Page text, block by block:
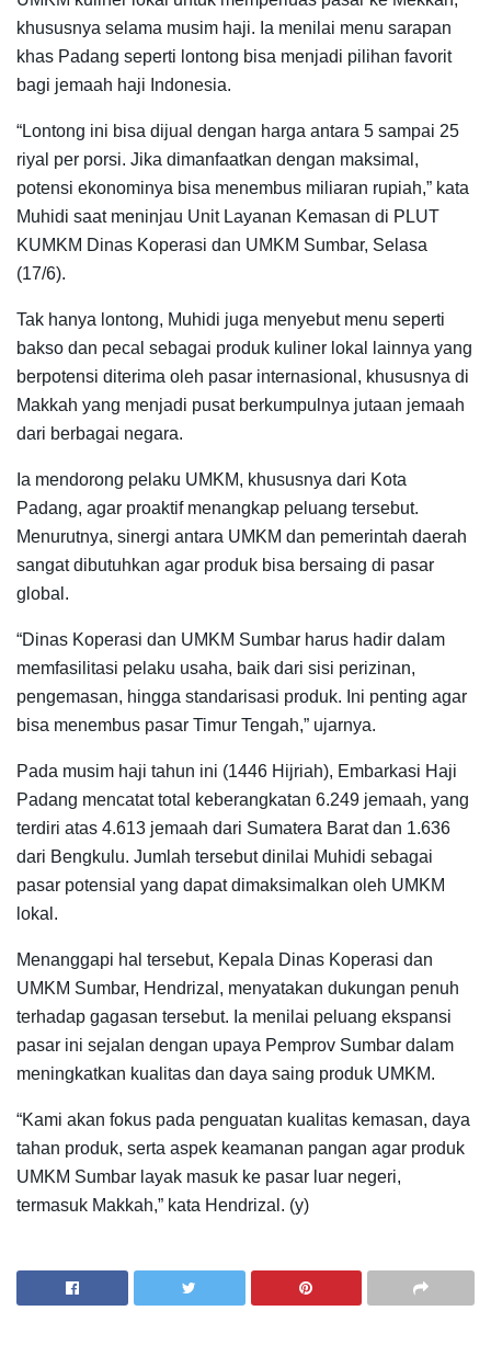
khususnya selama musim haji. Ia menilai menu sarapan
khas Padang seperti lontong bisa menjadi pilihan favorit
bagi jemaah haji Indonesia.
“Lontong ini bisa dijual dengan harga antara 5 sampai 25
riyal per porsi. Jika dimanfaatkan dengan maksimal,
potensi ekonominya bisa menembus miliaran rupiah,” kata
Muhidi saat meninjau Unit Layanan Kemasan di PLUT
KUMKM Dinas Koperasi dan UMKM Sumbar, Selasa
(17/6).
Tak hanya lontong, Muhidi juga menyebut menu seperti
bakso dan pecal sebagai produk kuliner lokal lainnya yang
berpotensi diterima oleh pasar internasional, khususnya di
Makkah yang menjadi pusat berkumpulnya jutaan jemaah
dari berbagai negara.
Ia mendorong pelaku UMKM, khususnya dari Kota
Padang, agar proaktif menangkap peluang tersebut.
Menurutnya, sinergi antara UMKM dan pemerintah daerah
sangat dibutuhkan agar produk bisa bersaing di pasar
global.
“Dinas Koperasi dan UMKM Sumbar harus hadir dalam
memfasilitasi pelaku usaha, baik dari sisi perizinan,
pengemasan, hingga standarisasi produk. Ini penting agar
bisa menembus pasar Timur Tengah,” ujarnya.
Pada musim haji tahun ini (1446 Hijriah), Embarkasi Haji
Padang mencatat total keberangkatan 6.249 jemaah, yang
terdiri atas 4.613 jemaah dari Sumatera Barat dan 1.636
dari Bengkulu. Jumlah tersebut dinilai Muhidi sebagai
pasar potensial yang dapat dimaksimalkan oleh UMKM
lokal.
Menanggapi hal tersebut, Kepala Dinas Koperasi dan
UMKM Sumbar, Hendrizal, menyatakan dukungan penuh
terhadap gagasan tersebut. Ia menilai peluang ekspansi
pasar ini sejalan dengan upaya Pemprov Sumbar dalam
meningkatkan kualitas dan daya saing produk UMKM.
“Kami akan fokus pada penguatan kualitas kemasan, daya
tahan produk, serta aspek keamanan pangan agar produk
UMKM Sumbar layak masuk ke pasar luar negeri,
termasuk Makkah,” kata Hendrizal. (y)